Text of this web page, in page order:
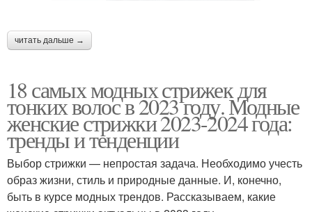
читать дальше →
18 самых модных стрижек для
тонких волос в 2023 году. Модные
женские стрижки 2023-2024 года:
тренды и тенденции
Выбор стрижки — непростая задача. Необходимо учесть
образ жизни, стиль и природные данные. И, конечно,
быть в курсе модных трендов. Рассказываем, какие